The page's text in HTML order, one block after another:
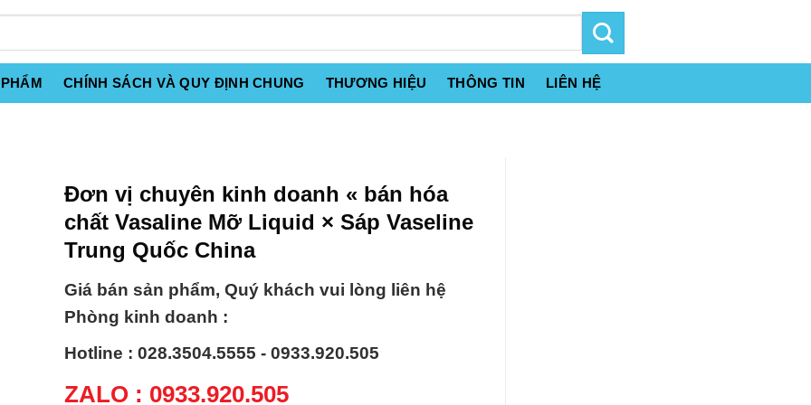
CHÍNH SÁCH VÀ QUY ĐỊNH CHUNG THƯƠNG HIỆU THÔNG TIN LIÊN HỆ
Đơn vị chuyên kinh doanh « bán hóa
chất Vasaline Mỡ Liquid × Sáp Vaseline
Trung Quốc China
Giá bán sản phẩm, Quý khách vui lòng liên hệ
Phòng kinh doanh :
Hotline : 028.3504.5555 - 0933.920.505
ZALO : 0933.920.505